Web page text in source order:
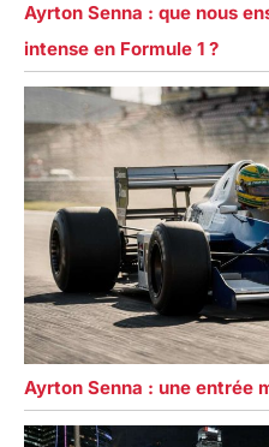
Ayrton Senna : que nous
intense en Formule 1 ?
Ayrton Senna : une entrée